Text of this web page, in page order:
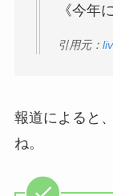
《今年
引用元：
報道によると
ね。